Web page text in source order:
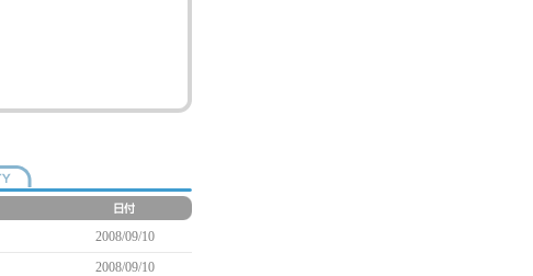
2008/09/10
2008/09/10